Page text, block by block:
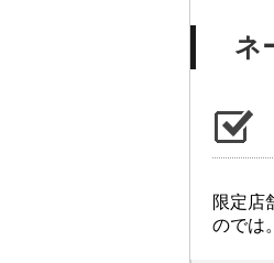
ネ
限定店
のでは。